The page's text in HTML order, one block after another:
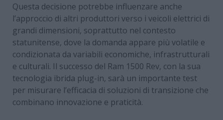
Questa decisione potrebbe influenzare anche
l’approccio di altri produttori verso i veicoli elettrici di
grandi dimensioni, soprattutto nel contesto
statunitense, dove la domanda appare più volatile e
condizionata da variabili economiche, infrastrutturali
e culturali. Il successo del Ram 1500 Rev, con la sua
tecnologia ibrida plug-in, sarà un importante test
per misurare l’efficacia di soluzioni di transizione che
combinano innovazione e praticità.